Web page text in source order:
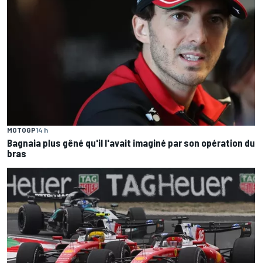
MOTOGP14 h
Bagnaia plus gêné qu'il l'avait imaginé par son opération du
bras